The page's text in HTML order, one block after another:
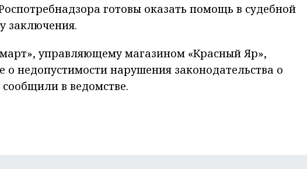
готовы оказать помощь в судебной
заключения.
управляющему магазином «Красный Яр»,
о недопустимости нарушения законодательства о
в ведомстве.